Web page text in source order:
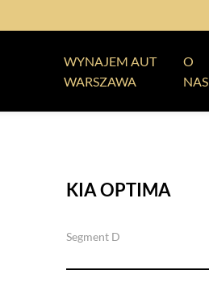
WYNAJEM AUT
WARSZAWA
O
NAS
KIA OPTIMA
Segment D